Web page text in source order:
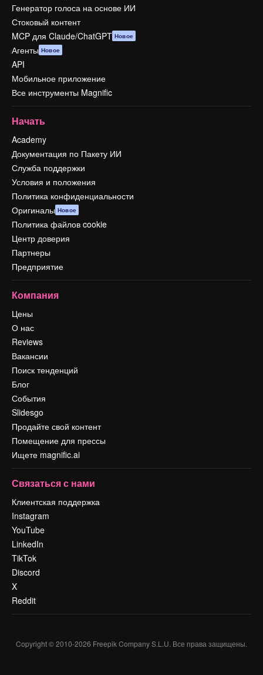
Генератор голоса на основе ИИ
Стоковый контент
MCP для Claude/ChatGPT Новое
Агенты Новое
API
Мобильное приложение
Все инструменты Magnific
Начать
Academy
Документация по Пакету ИИ
Служба поддержки
Условия и положения
Политика конфиденциальности
Оригиналы Новое
Политика файлов cookie
Центр доверия
Партнеры
Предприятие
Компания
Цены
О нас
Reviews
Вакансии
Поиск тенденций
Блог
События
Slidesgo
Продайте свой контент
Помещение для прессы
Ищете magnific.ai
Связаться с нами
Клиентская поддержка
Instagram
YouTube
LinkedIn
TikTok
Discord
X
Reddit
Copyright © 2010-2026 Freepik Company S.L.U. Все права защищены.